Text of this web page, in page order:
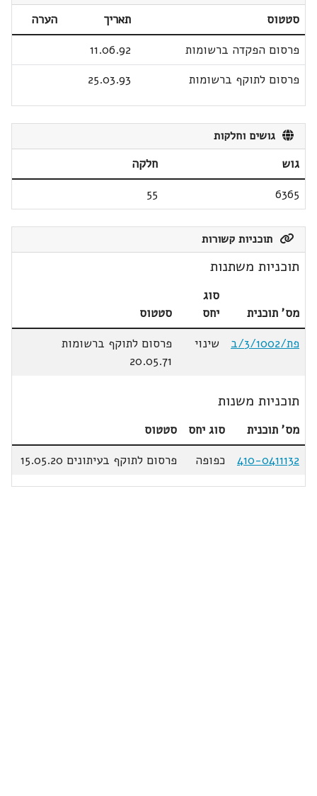
סטטוס תאריך
הערה
פרסום הפקדה ברשומות
11.06.92
פרסום לתוקף ברשומות
25.03.93
גושים וחלקות
גוש
חלקה
6365
55
תוכניות קשורות
תוכניות משתנות
מס' תוכנית
סוג
יחס
סטטוס
פת/3/1002/ב
שינוי
פרסום לתוקף ברשומות
20.05.71
תוכניות משנות
מס' תוכנית סוג יחס
סטטוס
410-0411132
כפופה פרסום לתוקף בעיתונים 15.05.20